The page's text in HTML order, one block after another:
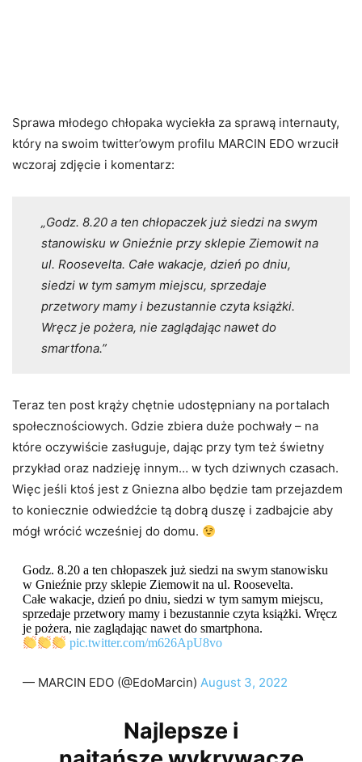
Sprawa młodego chłopaka wyciekła za sprawą internauty,
który na swoim twitter’owym profilu MARCIN EDO wrzucił
wczoraj zdjęcie i komentarz:
„Godz. 8.20 a ten chłopaczek już siedzi na swym
stanowisku w Gnieźnie przy sklepie Ziemowit na
ul. Roosevelta. Całe wakacje, dzień po dniu,
siedzi w tym samym miejscu, sprzedaje
przetwory mamy i bezustannie czyta książki.
Wręcz je pożera, nie zaglądając nawet do
smartfona.”
Teraz ten post krąży chętnie udostępniany na portalach
społecznościowych. Gdzie zbiera duże pochwały – na
które oczywiście zasługuje, dając przy tym też świetny
przykład oraz nadzieję innym… w tych dziwnych czasach.
Więc jeśli ktoś jest z Gniezna albo będzie tam przejazdem
to koniecznie odwiedźcie tą dobrą duszę i zadbajcie aby
mógł wrócić wcześniej do domu.
Godz. 8.20 a ten chłopaszek już siedzi na swym stanowisku
w Gnieźnie przy sklepie Ziemowit na ul. Roosevelta.
Całe wakacje, dzień po dniu, siedzi w tym samym miejscu,
sprzedaje przetwory mamy i bezustannie czyta książki. Wręcz
je pożera, nie zaglądając nawet do smartphona.
pic.twitter.com/m626ApU8vo
— MARCIN EDO (@EdoMarcin) August 3, 2022
Najlepsze i